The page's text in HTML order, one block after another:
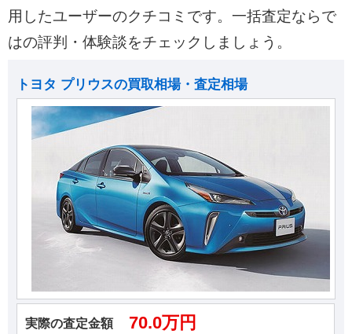
用したユーザーのクチコミです。一括査定ならで
はの評判・体験談をチェックしましょう。
トヨタ プリウスの買取相場・査定相場
実際の査定金額 70.0万円